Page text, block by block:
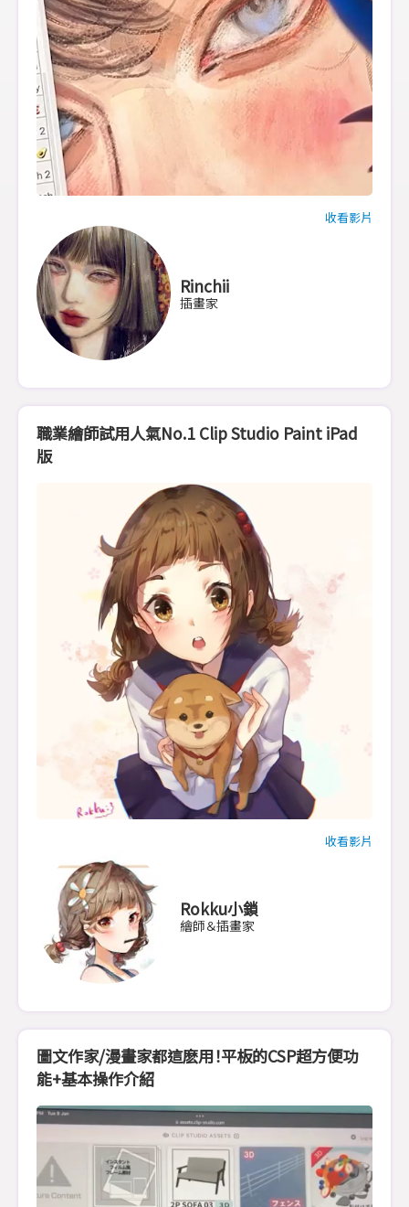
收看影片
Rinchii
插畫家
職業繪師試用人氣No.1 Clip Studio Paint iPad
版
收看影片
Rokku小鎖
繪師＆插畫家
圖文作家/漫畫家都這麽用！平板的CSP超方便功
能+基本操作介紹